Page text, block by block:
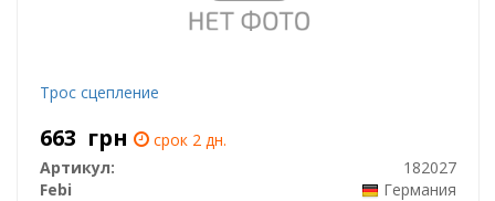
Трос сцепление
663 грн
срок 2 дн.
Артикул:
182027
Febi
Германия